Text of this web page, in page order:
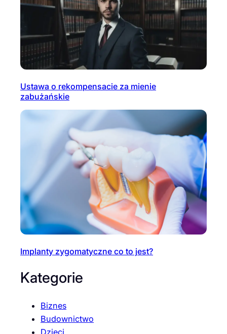
Ustawa o rekompensacie za mienie
zabużańskie
Implanty zygomatyczne co to jest?
Kategorie
Biznes
Budownictwo